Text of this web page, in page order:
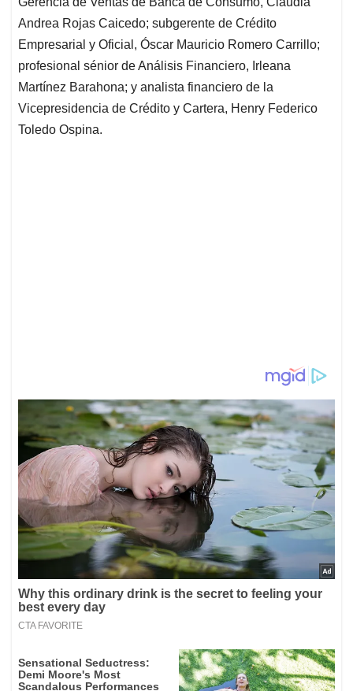
Andrea Rojas Caicedo; subgerente de Crédito
Empresarial y Oficial, Óscar Mauricio Romero Carrillo;
profesional sénior de Análisis Financiero, Irleana
Martínez Barahona; y analista financiero de la
Vicepresidencia de Crédito y Cartera, Henry Federico
Toledo Ospina.